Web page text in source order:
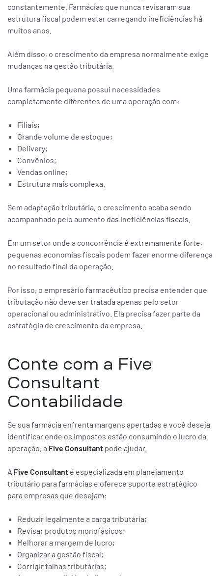
constantemente. Farmácias que nunca revisaram sua
estrutura fiscal podem estar carregando ineficiências há
muitos anos.
Além disso, o crescimento da empresa normalmente exige
mudanças na gestão tributária.
Uma farmácia pequena possui necessidades
completamente diferentes de uma operação com:
Filiais;
Grande volume de estoque;
Delivery;
Convênios;
Vendas online;
Estrutura mais complexa.
Sem adaptação tributária, o crescimento acaba sendo
acompanhado pelo aumento das ineficiências fiscais.
Em um setor onde a concorrência é extremamente forte,
pequenas economias fiscais podem fazer enorme diferença
no resultado final da operação.
Por isso, o empresário farmacêutico precisa entender que
tributação não deve ser tratada apenas pelo setor
operacional ou administrativo. Ela precisa fazer parte da
estratégia de crescimento da empresa.
Conte com a Five
Consultant
Contabilidade
Se sua farmácia enfrenta margens apertadas e você deseja
identificar onde os impostos estão consumindo o lucro da
operação, a Five Consultant pode ajudar.
A Five Consultant é especializada em planejamento
tributário para farmácias e oferece suporte estratégico
para empresas que desejam:
Reduzir legalmente a carga tributária;
Revisar produtos monofásicos;
Melhorar a margem de lucro;
Organizar a gestão fiscal;
Corrigir falhas tributárias;